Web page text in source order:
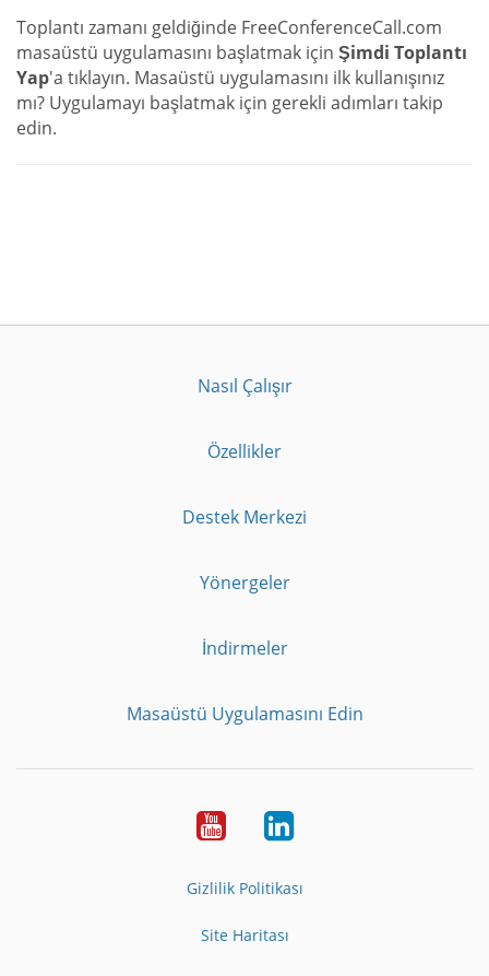
Toplantı zamanı geldiğinde FreeConferenceCall.com
masaüstü uygulamasını başlatmak için Şimdi Toplantı
Yap'a tıklayın. Masaüstü uygulamasını ilk kullanışınız
mı? Uygulamayı başlatmak için gerekli adımları takip
edin.
Nasıl Çalışır
Özellikler
Destek Merkezi
Yönergeler
İndirmeler
Masaüstü Uygulamasını Edin
YoutubeLinkedIn
Gizlilik Politikası
Site Haritası